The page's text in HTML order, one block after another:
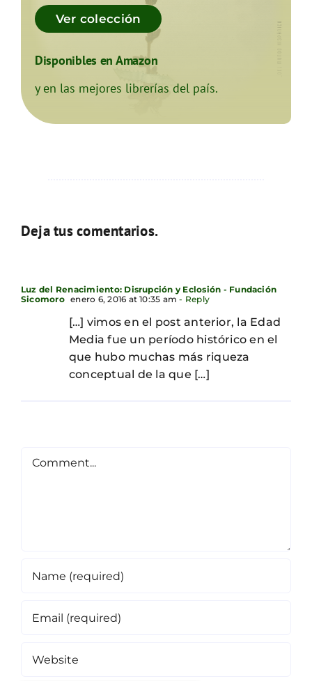
Ver colección
Disponibles en Amazon
y en las mejores librerías del país.
Deja tus comentarios.
Luz del Renacimiento: Disrupción y Eclosión - Fundación
Sicomoro enero 6, 2016 at 10:35 am - Reply
[…] vimos en el post anterior, la Edad
Media fue un período histórico en el
que hubo muchas más riqueza
conceptual de la que […]
Comment